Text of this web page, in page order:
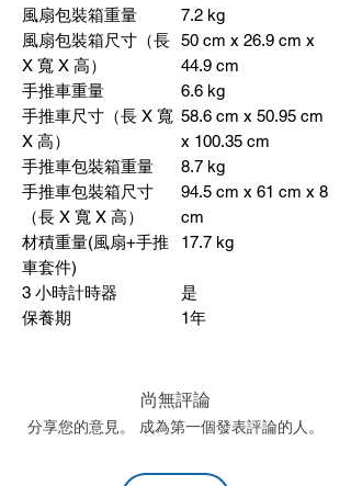
風扇包裝箱重量
7.2 kg
風扇包裝箱尺寸（長
X 寬 X 高）
50 cm x 26.9 cm x
44.9 cm
手推車重量
6.6 kg
手推車尺寸（長 X 寬
X 高）
58.6 cm x 50.95 cm
x 100.35 cm
手推車包裝箱重量
8.7 kg
手推車包裝箱尺寸
（長 X 寬 X 高）
94.5 cm x 61 cm x 8
cm
材積重量(風扇+手推
車套件)
17.7 kg
3 小時計時器
是
保養期
1年
尚無評論
分享您的意見。 成為第一個發表評論的人。